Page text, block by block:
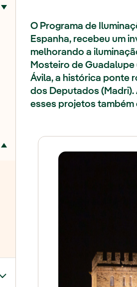
Alternar submenu de Publicações
O Programa de
Espanha, recebeu um
melhorando a
Mosteiro de
Ávila, a histórica ponte
dos Deputados
esses projetos